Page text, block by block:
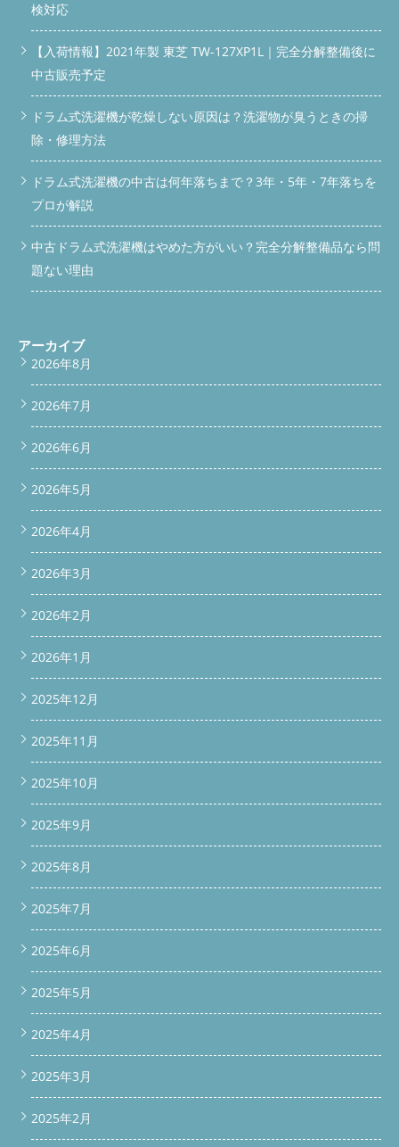
検対応
【入荷情報】2021年製 東芝 TW-127XP1L｜完全分解整備後に
中古販売予定
ドラム式洗濯機が乾燥しない原因は？洗濯物が臭うときの掃
除・修理方法
ドラム式洗濯機の中古は何年落ちまで？3年・5年・7年落ちを
プロが解説
中古ドラム式洗濯機はやめた方がいい？完全分解整備品なら問
題ない理由
アーカイブ
2026年8月
2026年7月
2026年6月
2026年5月
2026年4月
2026年3月
2026年2月
2026年1月
2025年12月
2025年11月
2025年10月
2025年9月
2025年8月
2025年7月
2025年6月
2025年5月
2025年4月
2025年3月
2025年2月